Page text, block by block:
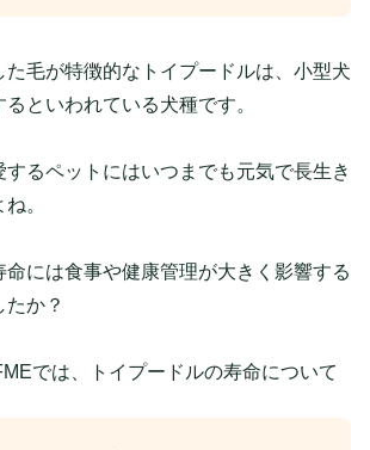
た毛が特徴的なトイプードルは、小型犬
といわれている犬種です。
するペットにはいつまでも元気で長生き
。
には食事や健康管理が大きく影響する
たか？
では、トイプードルの寿命について